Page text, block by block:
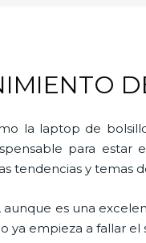
la laptop de
para
tendencias y temas
aunque es una
ya empieza a fallar el